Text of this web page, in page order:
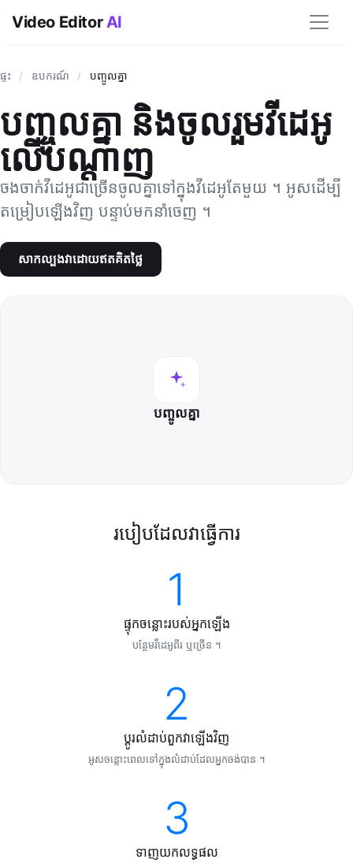
Video EditorAI
ផ្ទះ / ឧបករណ៍ / បញ្ចូល​គ្នា
បញ្ចូល​គ្នា និង​ចូលរួម​វីដេអូ​
លើ​បណ្ដាញ
ចង​ចាក់​វីដេអូ​ជា​ច្រើន​ចូល​គ្នា​ទៅ​ក្នុង​វីដេអូ​តែ​មួយ ។ អូស​ដើម្បី​
តម្រៀប​ឡើងវិញ បន្ទាប់​មក​នាំចេញ ។
សាកល្បងវាដោយឥតគិតថ្លៃ
បញ្ចូល​គ្នា
របៀប​ដែល​វា​ធ្វើការ
1
ផ្ទុក​ចន្លោះ​របស់​អ្នក​ឡើង
បន្ថែម​វីដេអូ​ពីរ ឬ​ច្រើន ។
2
ប្ដូរ​លំដាប់​ពួកវា​ឡើង​វិញ
អូស​ចន្លោះ​ពេល​ទៅ​ក្នុង​លំដាប់​ដែល​អ្នក​ចង់​បាន ។
3
ទាញយក​លទ្ធផល